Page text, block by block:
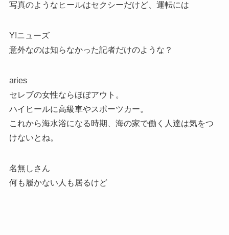
写真のようなヒールはセクシーだけど、運転には
Y!ニューズ
意外なのは知らなかった記者だけのような？
aries
セレブの女性ならほぼアウト。
ハイヒールに高級車やスポーツカー。
これから海水浴になる時期、海の家で働く人達は気をつ
けないとね。
名無しさん
何も履かない人も居るけど